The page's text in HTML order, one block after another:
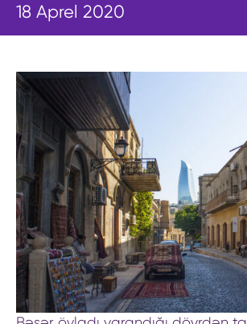
18 Aprel 2020